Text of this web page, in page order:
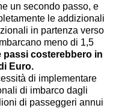
un secondo passo, e
le addizionali
in partenza verso
meno di 1,5
passi costerebbero in
Euro.
di implementare
di imbarco dagli
di passeggeri annui